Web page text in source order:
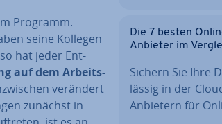
Programm.
seine Kollegen
hat jeder Ent­
auf dem Ar­beits­
verändert
zunächst in
Die 7 besten
Anbieter im
Sichern Sie Ihre
läs­sig in der
Anbietern für